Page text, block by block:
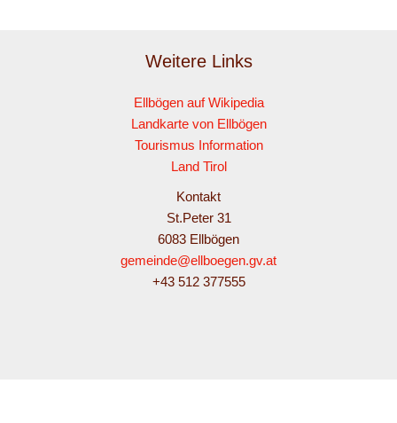
Weitere Links
Ellbögen auf Wikipedia
Landkarte von Ellbögen
Tourismus Information
Land Tirol
Kontakt
St.Peter 31
6083 Ellbögen
gemeinde@ellboegen.gv.at
+43 512 377555